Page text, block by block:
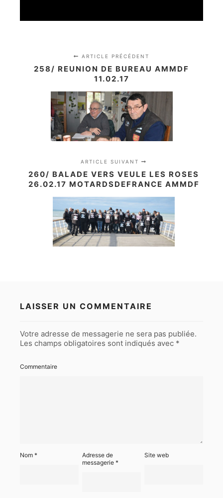
ARTICLE PRÉCÉDENT
258/ REUNION DE BUREAU AMMDF
11.02.17
ARTICLE SUIVANT
260/ BALADE VERS VEULE LES ROSES
26.02.17 MOTARDSDEFRANCE AMMDF
LAISSER UN COMMENTAIRE
Votre adresse de messagerie ne sera pas publiée.
Les champs obligatoires sont indiqués avec *
Commentaire
Nom *
Adresse de
messagerie*
Site web